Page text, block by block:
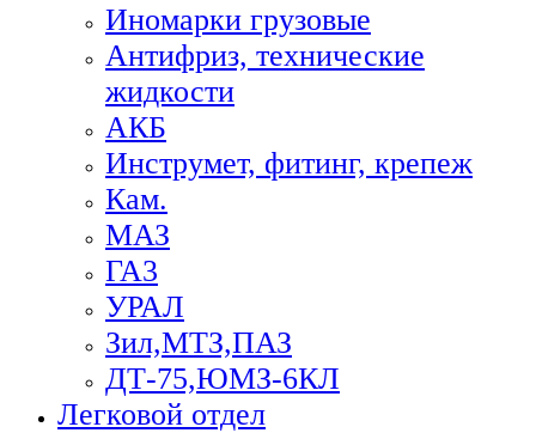
Иномарки грузовые
Антифриз, технические
жидкости
АКБ
Инструмет, фитинг, крепеж
Кам.
МАЗ
ГА3
УРАЛ
Зил,МТЗ,ПАЗ
ДТ-75,ЮМЗ-6КЛ
Легковой отдел